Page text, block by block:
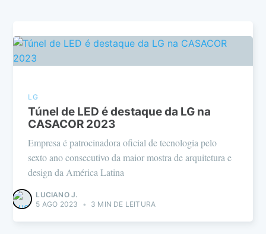
LG
Túnel de LED é destaque da LG na
CASACOR 2023
Empresa é patrocinadora oficial de tecnologia pelo
sexto ano consecutivo da maior mostra de arquitetura e
design da América Latina
LUCIANO J.
5 AGO 2023
• 3 MIN DE LEITURA